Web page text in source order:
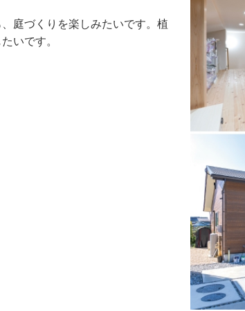
庭づくりを楽しみたいです。植
いです。